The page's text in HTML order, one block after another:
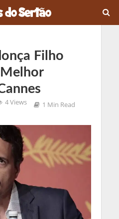
Filho
4 Views 1 Min Read